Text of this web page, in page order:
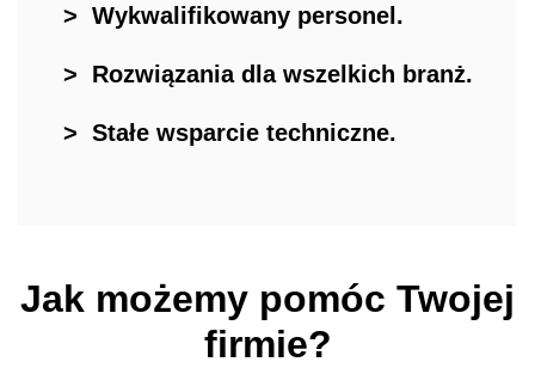
> Wykwalifikowany personel.
> Rozwiązania dla wszelkich branż.
> Stałe wsparcie techniczne.
Jak możemy pomóc Twojej
firmie?